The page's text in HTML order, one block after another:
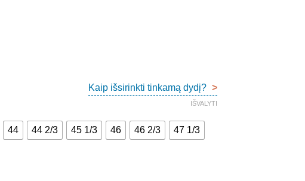
Kaip išsirinkti tinkamą dydį? >
44 44 2/3 45 1/3 46 46 2/3 47 1/3
IŠVALYTI